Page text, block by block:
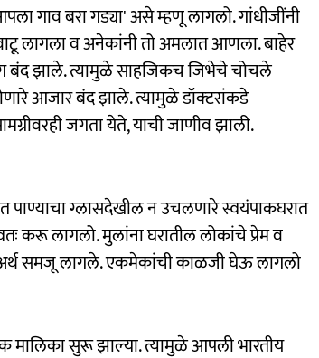
गाव बरा गड्या' असे म्हणू लागलो. गांधीजींनी
लागला व अनेकांनी तो अमलात आणला. बाहेर
बंद झाले. त्यामुळे साहजिकच जिभेचे चोचले
आजार बंद झाले. त्यामुळे डॉक्‍टरांकडे
जगता येते, याची जाणीव झाली.
ग्लासदेखील न उचलणारे स्वयंपाकघरात
करू लागलो. मुलांना घरातील लोकांचे प्रेम व
अर्थ समजू लागले. एकमेकांची काळजी घेऊ लागलो
मालिका सुरू झाल्या. त्यामुळे आपली भारतीय